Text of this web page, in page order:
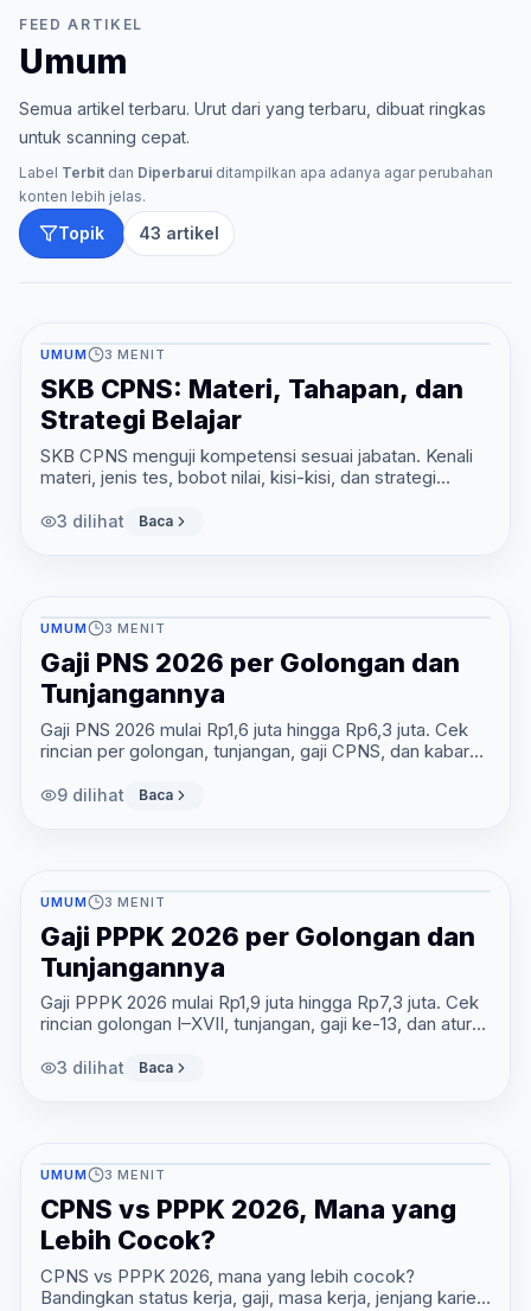
FEED ARTIKEL
Umum
Semua artikel terbaru. Urut dari yang terbaru, dibuat ringkas
untuk scanning cepat.
Label Terbit dan Diperbarui ditampilkan apa adanya agar perubahan
konten lebih jelas.
Topik 43 artikel
UMUM 3 MENIT
SKB CPNS: Materi, Tahapan, dan
Strategi Belajar
SKB CPNS menguji kompetensi sesuai jabatan. Kenali
materi, jenis tes, bobot nilai, kisi-kisi, dan strategi
3 dilihat Baca
UMUM 3 MENIT
Gaji PNS 2026 per Golongan dan
Tunjangannya
Gaji PNS 2026 mulai Rp1,6 juta hingga Rp6,3 juta. Cek
rincian per golongan, tunjangan, gaji CPNS, dan kabar
9 dilihat Baca
UMUM 3 MENIT
Gaji PPPK 2026 per Golongan dan
Tunjangannya
Gaji PPPK 2026 mulai Rp1,9 juta hingga Rp7,3 juta. Cek
rincian golongan I–XVII, tunjangan, gaji ke-13, dan aturan
3 dilihat Baca
UMUM 3 MENIT
CPNS vs PPPK 2026, Mana yang
Lebih Cocok?
CPNS vs PPPK 2026, mana yang lebih cocok?
Bandingkan status kerja, gaji, masa kerja, jenjang karier,